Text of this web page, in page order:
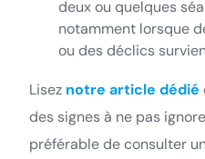
deux ou quelques
notamment lorsque
ou des déclics
Lisez notre article dédié
des signes à ne pas
préférable de consulter